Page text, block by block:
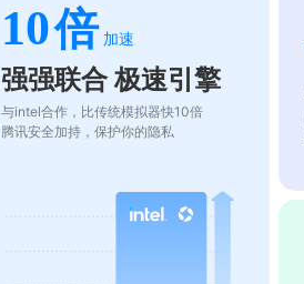
10倍 加速
强强联合 极速引擎
与intel合作，比传统模拟器快10倍
腾讯安全加持，保护你的隐私